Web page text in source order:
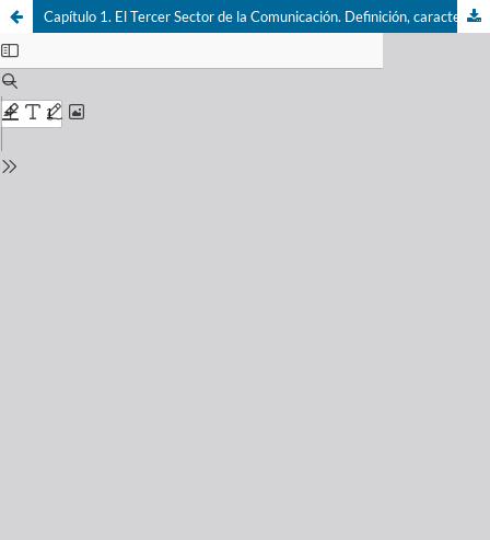
Capítulo 1. El Tercer Sector de la Comunicación. Definición, características y potencialidades